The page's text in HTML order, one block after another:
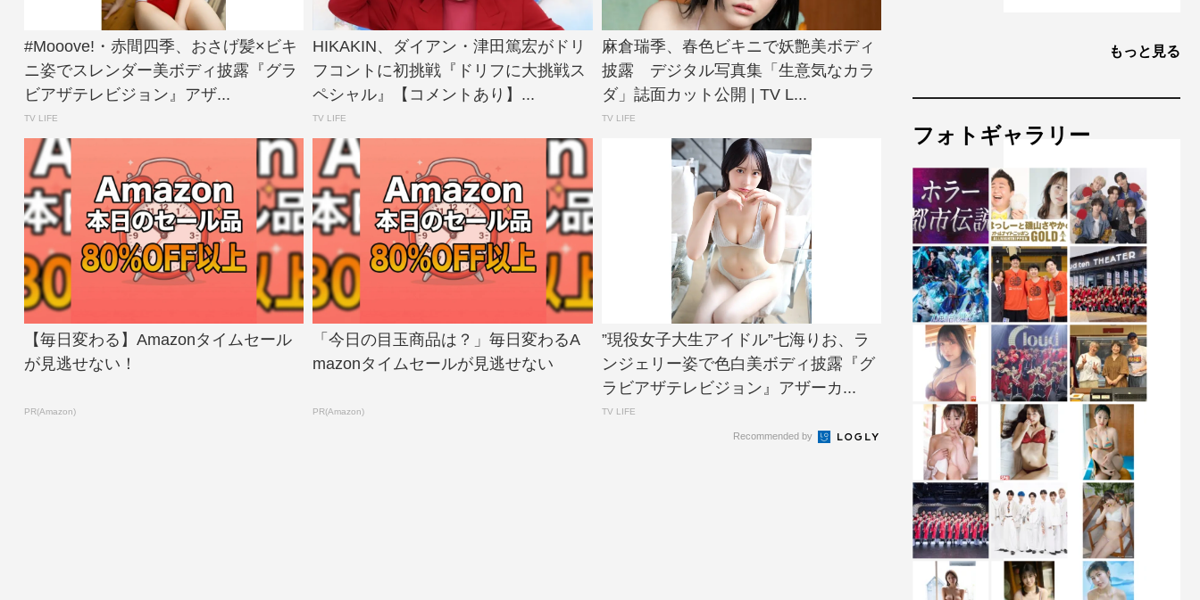
#Mooove!・赤間四季、おさげ髪×ビキ
ニ姿でスレンダー美ボディ披露『グラ
ビアザテレビジョン』アザ...
TV LIFE
HIKAKIN、ダイアン・津田篤宏がドリ
フコントに初挑戦『ドリフに大挑戦ス
ペシャル』【コメントあり】...
TV LIFE
麻倉瑞季、春色ビキニで妖艶美ボディ
披露 デジタル写真集「生意気なカラ
ダ」誌面カット公開 | TV L...
TV LIFE
【毎日変わる】Amazonタイムセール
が見逃せない！
PR(Amazon)
「今日の目玉商品は？」毎日変わるA
mazonタイムセールが見逃せない
PR(Amazon)
”現役女子大生アイドル”七海りお、ラ
ンジェリー姿で色白美ボディ披露『グ
ラビアザテレビジョン』アザーカ...
TV LIFE
Recommended by
もっと見る
フォトギャラリー